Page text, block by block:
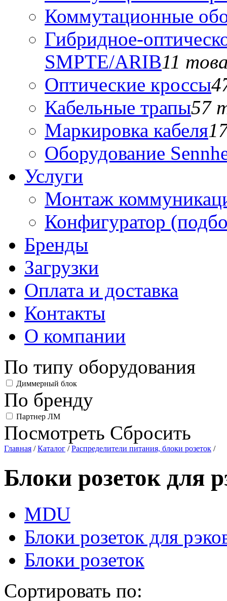
Коммутационные
Гибридное-
SMPTE/ARIB11
Оптические кроссы
Кабельные трапы57
Маркировка кабеля
Оборудование
Услуги
Монтаж
Конфигуратор
Бренды
Загрузки
Оплата и доставка
Контакты
О компании
По типу оборудования
Диммерный блок
По бренду
Партнер ЛМ
Посмотреть Сбросить
Главная /Каталог /Распределители питания, блоки розеток /
Блоки розеток для
MDU
Блоки розеток для
Блоки розеток
Сортировать по: